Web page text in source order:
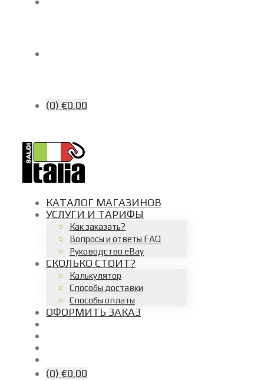
(0) €0.00
КАТАЛОГ МАГАЗИНОВ
УСЛУГИ И ТАРИФЫ
Как заказать?
Вопросы и ответы FAQ
Руководство eBay
СКОЛЬКО СТОИТ?
Калькулятор
Способы доставки
Способы оплаты
ОФОРМИТЬ ЗАКАЗ
(0) €0.00